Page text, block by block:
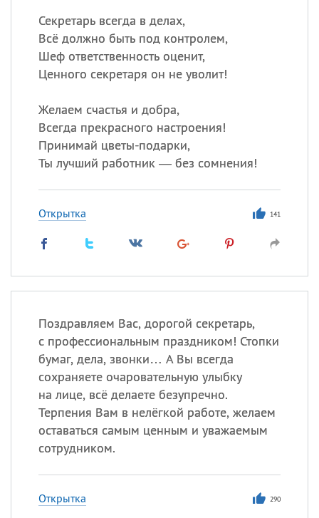
Секретарь всегда в делах,
Всё должно быть под контролем,
Шеф ответственность оценит,
Ценного секретаря он не уволит!
Желаем счастья и добра,
Всегда прекрасного настроения!
Принимай цветы-подарки,
Ты лучший работник — без сомнения!
Открытка 141
Поздравляем Вас, дорогой секретарь,
с профессиональным праздником! Стопки
бумаг, дела, звонки… А Вы всегда
сохраняете очаровательную улыбку
на лице, всё делаете безупречно.
Терпения Вам в нелёгкой работе, желаем
оставаться самым ценным и уважаемым
сотрудником.
Открытка 290